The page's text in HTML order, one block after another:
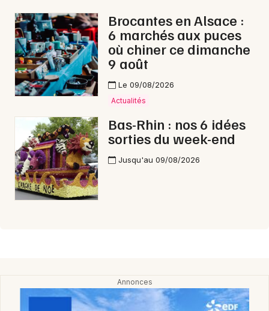
Brocantes en Alsace :
6 marchés aux puces
où chiner ce dimanche
9 août
Le 09/08/2026
Actualités
Bas-Rhin : nos 6 idées
sorties du week-end
Jusqu'au 09/08/2026